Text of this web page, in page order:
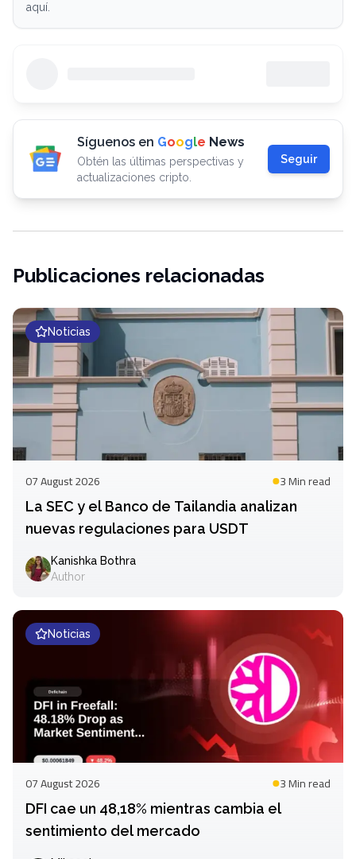
aquí.
Síguenos en Google News
Obtén las últimas perspectivas y
actualizaciones cripto.
Seguir
Publicaciones relacionadas
Noticias
07 August 2026 3 Minread
La SEC y el Banco de Tailandia analizan
nuevas regulaciones para USDT
Kanishka Bothra
Author
Noticias
07 August 2026 3 Minread
DFI cae un 48,18% mientras cambia el
sentimiento del mercado